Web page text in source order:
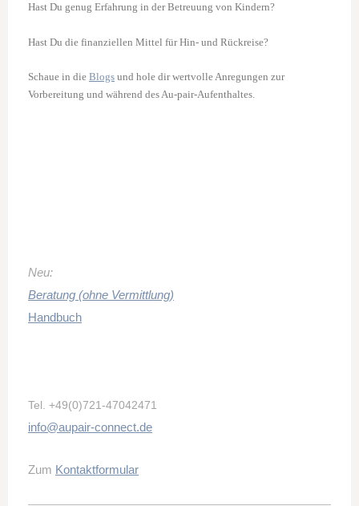
Hast Du genug Erfahrung in der Betreuung von Kindern?
Hast Du die finanziellen Mittel für Hin- und Rückreise?
Schaue in die Blogs und hole dir wertvolle Anregungen zur
Vorbereitung und während des Au-pair-Aufenthaltes.
Neu:
Beratung (ohne Vermittlung)
Handbuch
Tel. +49(0)721-47042471
info@aupair-connect.de
Zum Kontaktformular